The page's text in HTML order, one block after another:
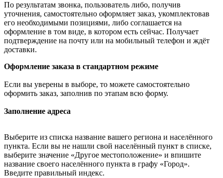
По результатам звонка, пользователь либо, получив
уточнения, самостоятельно оформляет заказ, укомплектовав
его необходимыми позициями, либо соглашается на
оформление в том виде, в котором есть сейчас. Получает
подтверждение на почту или на мобильный телефон и ждёт
доставки.
Оформление заказа в стандартном режиме
Если вы уверены в выборе, то можете самостоятельно
оформить заказ, заполнив по этапам всю форму.
Заполнение адреса
Выберите из списка название вашего региона и населённого
пункта. Если вы не нашли свой населённый пункт в списке,
выберите значение «Другое местоположение» и впишите
название своего населённого пункта в графу «Город».
Введите правильный индекс.